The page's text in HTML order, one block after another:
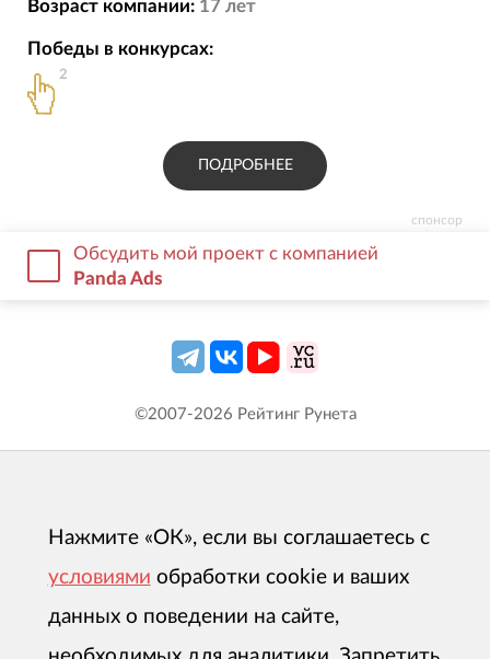
спонсор
Возраст компании: 17 лет
Победы в конкурсах:
2
ПОДРОБНЕЕ
Обсудить мой проект с компанией
Panda Ads
©2007-2026 Рейтинг Рунета
Нажмите «ОК», если вы соглашаетесь с
условиями обработки cookie и ваших
данных о поведении на сайте,